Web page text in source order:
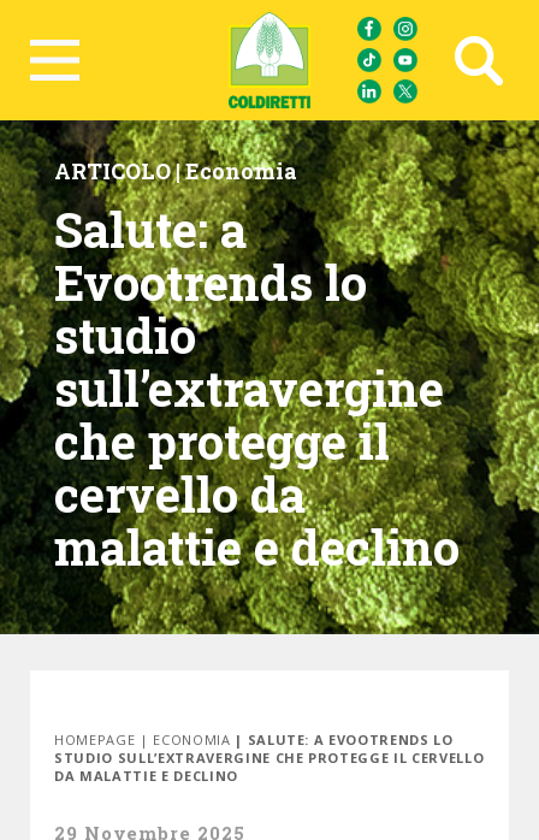
Ricerca avanzata
ARTICOLO |Economia
Salute: a
Evootrends lo
studio
sull’extravergine
che protegge il
cervello da
malattie e declino
HOMEPAGE | ECONOMIA | SALUTE: A EVOOTRENDS LO
STUDIO SULL’EXTRAVERGINE CHE PROTEGGE IL CERVELLO
DA MALATTIE E DECLINO
29 Novembre 2025